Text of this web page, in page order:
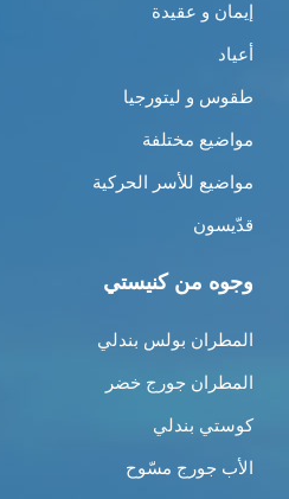
إيمان و عقيدة
أعياد
طقوس و ليتورجيا
مواضيع مختلفة
مواضيع للأسر الحركية
قدّيسون
وجوه من كنيستي
المطران بولس بندلي
المطران جورج خضر
كوستي بندلي
الأب جورج مسّوح